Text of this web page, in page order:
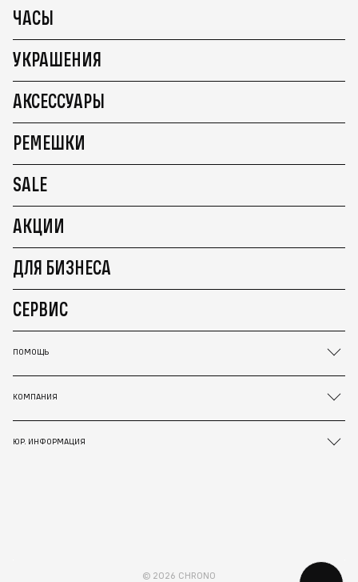
ЧАСЫ
УКРАШЕНИЯ
АКСЕССУАРЫ
РЕМЕШКИ
SALE
АКЦИИ
ДЛЯ БИЗНЕСА
СЕРВИС
ПОМОЩЬ
КОМПАНИЯ
ЮР. ИНФОРМАЦИЯ
© 2026 CHRONO